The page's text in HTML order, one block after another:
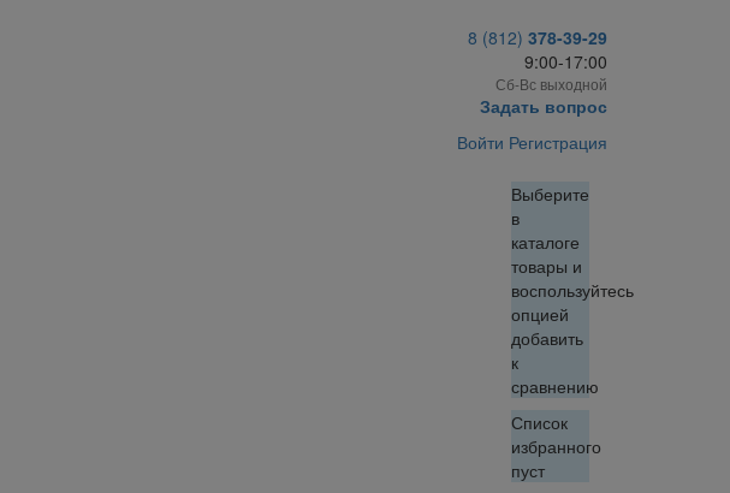
8 (812) 378-39-29
9:00-17:00
Сб-Вс выходной
Задать вопрос
Войти Регистрация
Выберите
в
каталоге
товары и
воспользуйтесь
опцией
добавить
к
сравнению
Список
избранного
пуст